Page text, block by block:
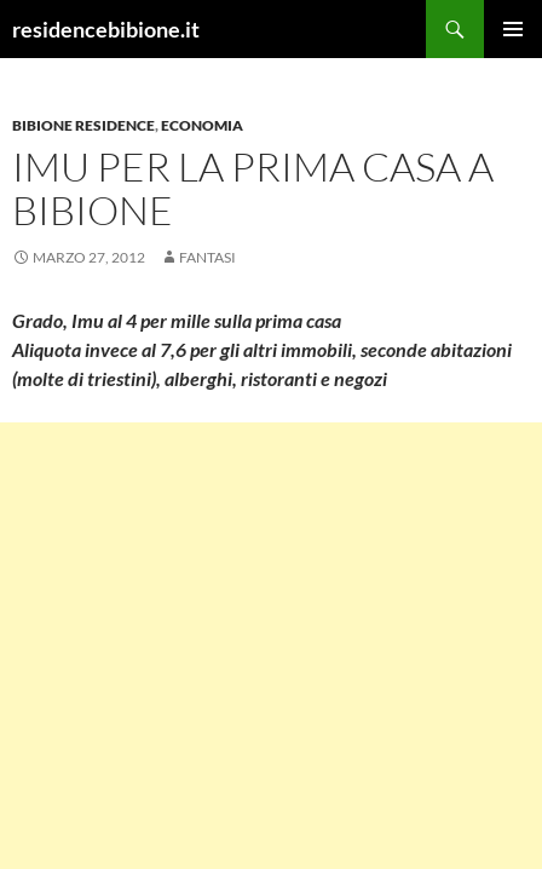
residencebibione.it
BIBIONE RESIDENCE,ECONOMIA
IMU PER LA PRIMA CASA A
BIBIONE
MARZO 27, 2012 FANTASI
Grado, Imu al 4 per mille sulla prima casa
Aliquota invece al 7,6 per gli altri immobili, seconde abitazioni
(molte di triestini), alberghi, ristoranti e negozi